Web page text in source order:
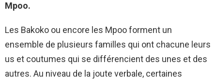
Mpoo.
Les Bakoko ou encore les Mpoo forment un
ensemble de plusieurs familles qui ont chacune leurs
us et coutumes qui se différencient des unes et des
autres. Au niveau de la joute verbale, certaines